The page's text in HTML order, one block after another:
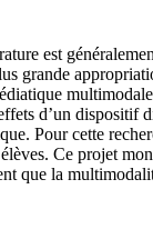
est
grande
d’un dispositif
Pour cette
Ce projet
que la